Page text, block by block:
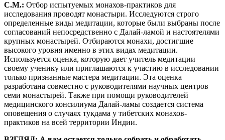
С.М.: Отбор испытуемых монахов-практиков для
исследования проводят монастыри. Исследуются строго
определенные виды медитации, которые были выбраны после
согласований непосредственно с Далай-ламой и настоятелями
крупных монастырей. Отбираются монахи, достигшие
высокого уровня именно в этих видах медитации.
Используется оценка, которую дает учитель медитации
своему ученику или приглашаются к участию в исследовании
только признанные мастера медитации. Эта оценка
разработана совместно с руководителями научных центров
семи монастырей. Также при помощи руководителей
медицинского консилиума Далай-ламы создается система
оповещения о случаях тукдама у тибетских монахов-
практиков на всей территории Индии.